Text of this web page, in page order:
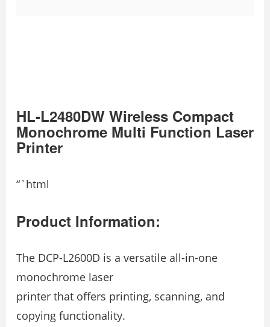
HL-L2480DW Wireless Compact
Monochrome Multi Function Laser
Printer
“`html
Product Information:
The DCP-L2600D is a versatile all-in-one
monochrome laser
printer that offers printing, scanning, and
copying functionality.